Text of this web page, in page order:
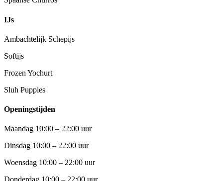
IJs
Ambachtelijk Schepijs
Softijs
Frozen Yochurt
Sluh Puppies
Openingstijden
Maandag 10:00 – 22:00 uur
Dinsdag 10:00 – 22:00 uur
Woensdag 10:00 – 22:00 uur